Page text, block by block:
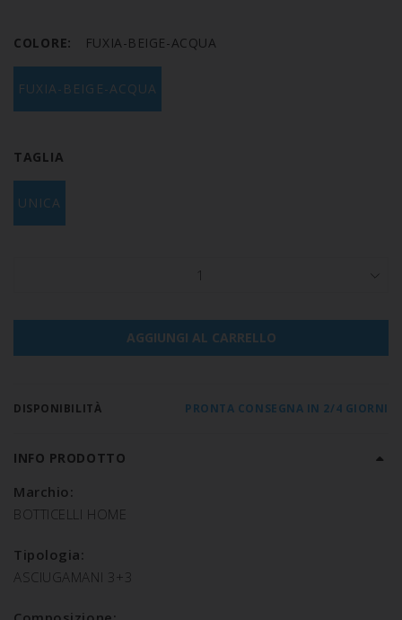
COLORE: FUXIA-BEIGE-ACQUA
FUXIA-BEIGE-ACQUA
TAGLIA
UNICA
1
AGGIUNGI AL CARRELLO
DISPONIBILITÀ PRONTA CONSEGNA IN 2/4 GIORNI
INFO PRODOTTO
Marchio:
BOTTICELLI HOME
Tipologia:
ASCIUGAMANI 3+3